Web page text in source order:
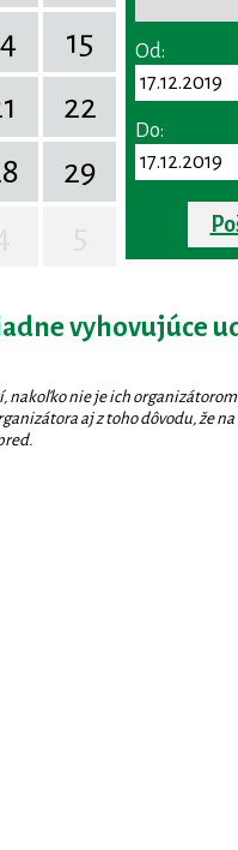
15
22
29
Od:
Do:
vyhovujúce
nakoľko nie je ich
aj z toho dôvodu, že